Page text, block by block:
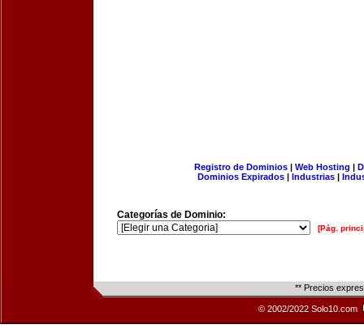
Registro de Dominios| Web Hosting |
Dominios Expirados | Industrias |
Categorías de Dominio:
[Pág.
** Precios
© 2002/2022 Solo10.com